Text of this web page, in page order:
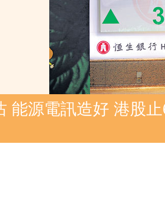
能源電訊造好 港股